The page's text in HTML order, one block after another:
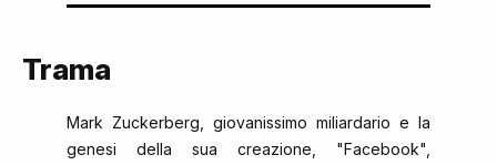
Trama
Mark Zuckerberg, giovanissimo miliardario e la
genesi della sua creazione, "Facebook",